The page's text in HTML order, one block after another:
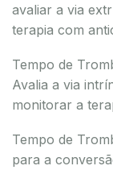
avaliar a via
terapia com
Tempo de
Avalia a via
monitorar a
Tempo de
para a